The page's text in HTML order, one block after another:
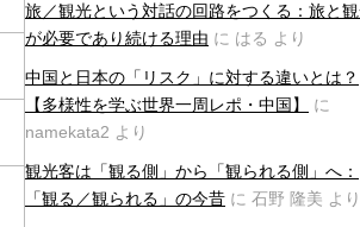
旅／観光という対話の回路をつくる：旅と
が必要であり続ける理由 に はる より
中国と日本の「リスク」に対する違いとは？
【多様性を学ぶ世界一周レポ・中国】
に
namekata2 より
観光客は「観る側」から「観られる側」へ：
「観る／観られる」の今昔 に 石野 隆美 より